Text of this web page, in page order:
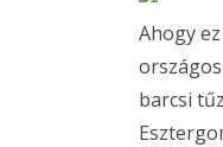
Ahogy
barcsi